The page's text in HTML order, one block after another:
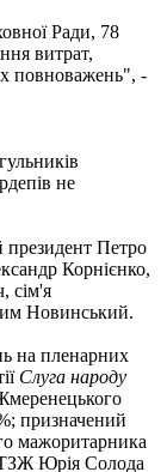
Ради, 78
витрат,
повноважень", -
не
президент Петро
Корнієнко,
сім'я
Новинський.
на пленарних
Слуга народу
призначений
мажоритарника
Юрія Солода